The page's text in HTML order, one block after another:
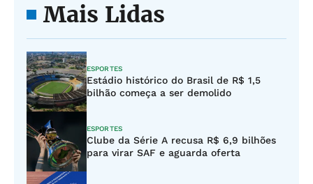
Mais Lidas
ESPORTES
Estádio histórico do Brasil de R$ 1,5
bilhão começa a ser demolido
ESPORTES
Clube da Série A recusa R$ 6,9 bilhões
para virar SAF e aguarda oferta